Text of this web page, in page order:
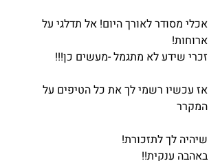
אכלי מסודר לאורך היום! אל תדלגי על
ארוחות!
זכרי שידע לא מתגמל -מעשים כן!!!
אז עכשיו רשמי לך את כל הטיפים על
המקרר
שיהיה לך לתזכורת!
באהבה ענקית!!